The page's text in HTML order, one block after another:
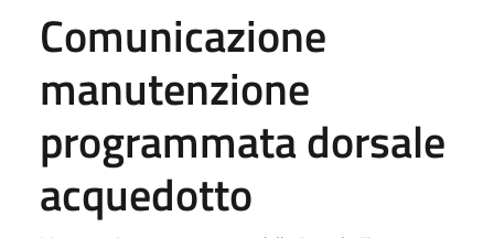
Comunicazione
manutenzione
programmata dorsale
acquedotto